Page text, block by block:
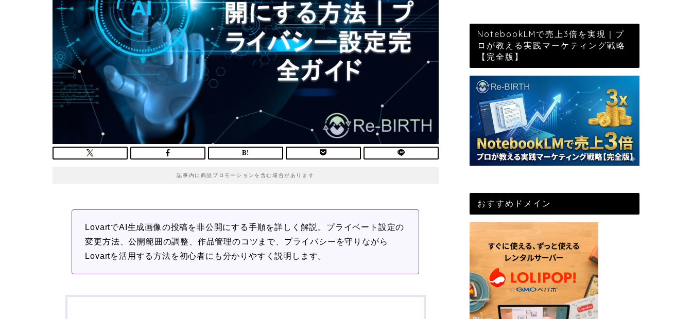
記事内に商品プロモーションを含む場合があります
LovartでAI生成画像の投稿を非公開にする手順を詳しく解説。プライベート設定の
変更方法、公開範囲の調整、作品管理のコツまで、プライバシーを守りながら
Lovartを活用する方法を初心者にも分かりやすく説明します。
NotebookLMで売上3倍を実現｜プ
ロが教える実践マーケティング戦略
【完全版】
おすすめドメイン